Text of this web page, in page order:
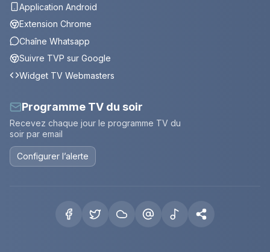
Application Android
Extension Chrome
Chaîne Whatsapp
Suivre TVP sur Google
Widget TV Webmasters
Programme TV du soir
Recevez chaque jour le programme TV du
soir par email
Configurer l’alerte